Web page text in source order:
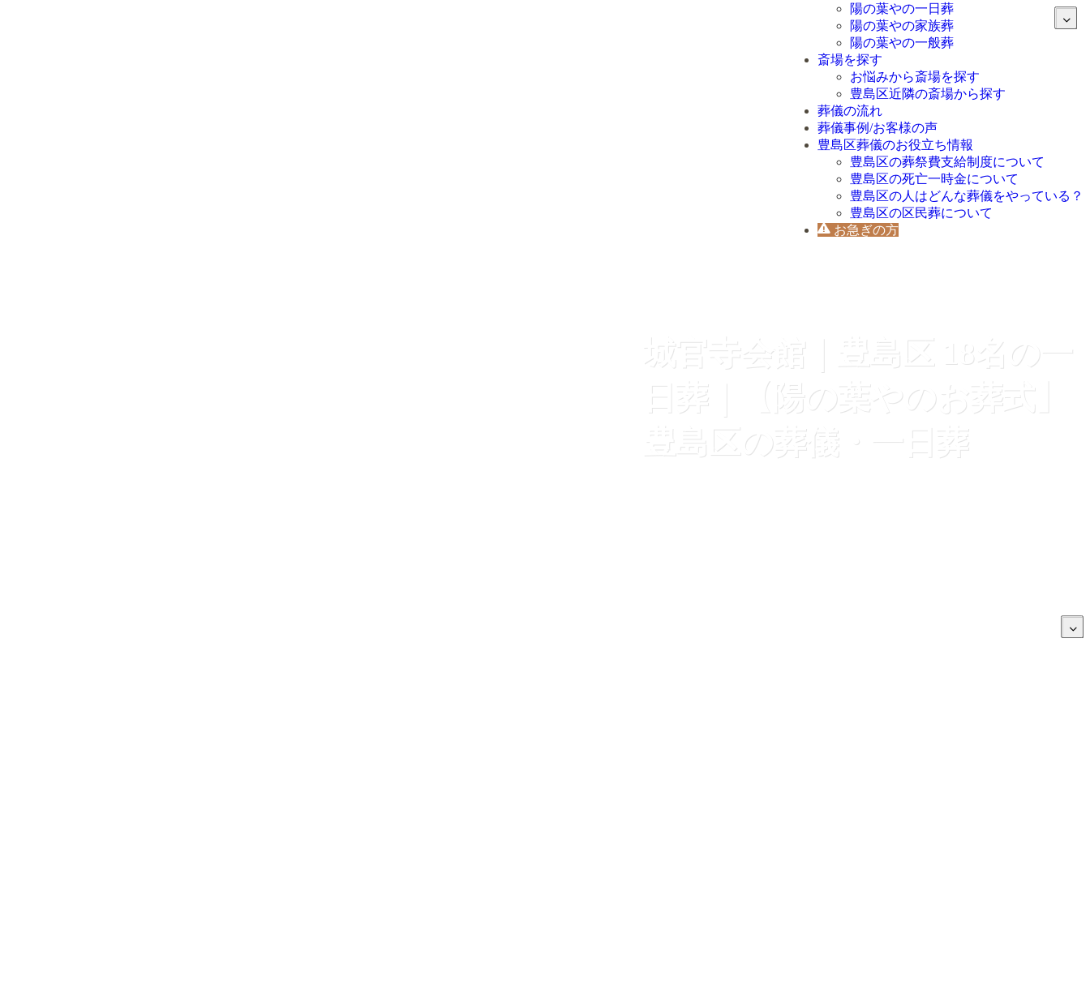
陽の葉やの一日葬
陽の葉やの家族葬
陽の葉やの一般葬
斎場を探す
お悩みから斎場を探す
豊島区近隣の斎場から探す
葬儀の流れ
葬儀事例/お客様の声
豊島区葬儀のお役立ち情報
豊島区の葬祭費支給制度について
豊島区の死亡一時金について
豊島区の人はどんな葬儀をやっている？
豊島区の区民葬について
お急ぎの方
城官寺会館｜豊島区 18名の一
日葬｜【陽の葉やのお葬式】
豊島区の葬儀・一日葬